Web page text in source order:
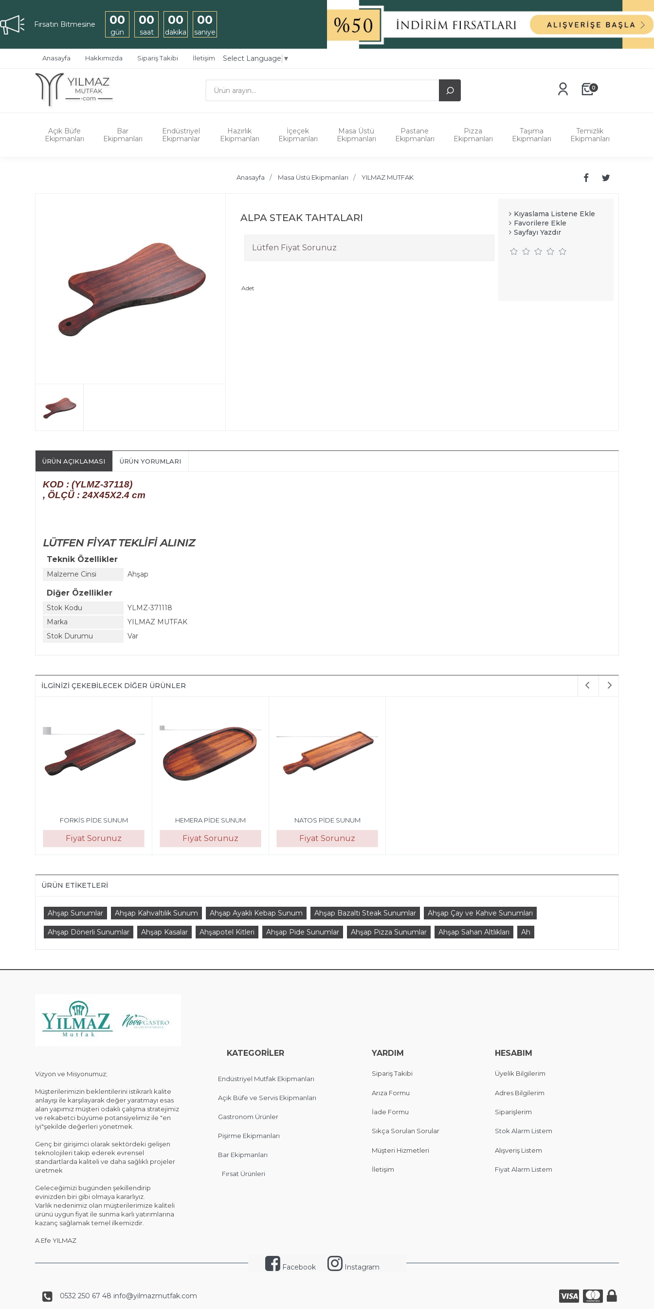
Fırsatın Bitmesine 00
gün
00
saat
00
dakika
00
saniye
Anasayfa Hakkımızda Sipariş Takibi İletişim Select Language ▼
0
Açık Büfe
Ekipmanları
Bar
Ekipmanları
Endüstriyel
Ekipmanlar
Hazırlık
Ekipmanları
İçeçek
Ekipmanları
Masa Üstü
Ekipmanları
Pastane
Ekipmanları
Pizza
Ekipmanları
Taşıma
Ekipmanları
Temizlik
Ekipmanları
Anasayfa Masa Üstü Ekipmanları YILMAZ MUTFAK
ALPA STEAK TAHTALARI
Lütfen Fiyat Sorunuz
Adet
Kıyaslama Listene Ekle
Favorilere Ekle
Sayfayı Yazdır
ÜRÜN AÇIKLAMASI ÜRÜN YORUMLARI
KOD : (YLMZ-37118)
, ÖLÇÜ : 24X45X2.4 cm
LÜTFEN FİYAT TEKLİFİ ALINIZ
Teknik Özellikler
Malzeme Cinsi Ahşap
Diğer Özellikler
Stok Kodu
YLMZ-371118
Marka
YILMAZ MUTFAK
Stok Durumu
Var
İLGINIZI ÇEKEBILECEK DIĞER ÜRÜNLER
FORKİS PİDE SUNUM
Fiyat Sorunuz
HEMERA PİDE SUNUM
Fiyat Sorunuz
NATOS PİDE SUNUM
Fiyat Sorunuz
ÜRÜN ETIKETLERI
Ahşap Sunumlar Ahşap Kahvaltılık Sunum Ahşap Ayaklı Kebap Sunum Ahşap Bazaltı Steak Sunumlar Ahşap Çay ve Kahve Sunumları
Ahşap Dönerli Sunumlar Ahşap Kasalar Ahşapotel Kitleri Ahşap Pide Sunumlar Ahşap Pizza Sunumlar Ahşap Sahan Altlıkları Ah
Vizyon ve Misyonumuz;
Müşterilerimizin beklentilerini istikrarlı kalite
anlayışı ile karşılayarak değer yaratmayı esas
alan yapımız müşteri odaklı çalışma stratejimiz
ve rekabetci büyüme potansiyelimiz ile "en
iyi"şekilde değerleri yönetmek.
Genç bir girişimci olarak sektördeki gelişen
teknolojileri takip ederek evrensel
standartlarda kaliteli ve daha sağlıklı projeler
üretmek
Geleceğimizi bugünden şekillendirip
evinizden biri gibi olmaya kararlıyız.
Varlık nedenimiz olan müşterilerimize kaliteli
ürünü uygun fiyat ile sunma karlı yatırımlarına
kazanç sağlamak temel ilkemizdir.
A.Efe YILMAZ
KATEGORİLER
Endüstriyel Mutfak Ekipmanları
Açık Büfe ve Servis Ekipmanları
Gastronom Ürünler
Pişirme Ekipmanları
Bar Ekipmanları
Fırsat Ürünleri
YARDIM
Sipariş Takibi
Arıza Formu
İade Formu
Sıkça Sorulan Sorular
Müşteri Hizmetleri
İletişim
HESABIM
Üyelik Bilgilerim
Adres Bilgilerim
Siparişlerim
Stok Alarm Listem
Alışveriş Listem
Fiyat Alarm Listem
Facebook Instagram
0532 250 67 48 info@yilmazmutfak.com